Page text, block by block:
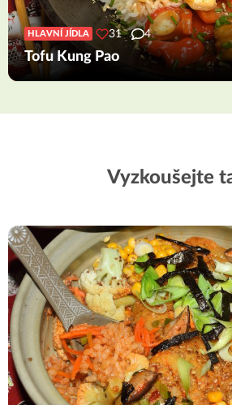
HLAVNÍ JÍDLA 31 4
Tofu Kung Pao
Vyzkoušejte